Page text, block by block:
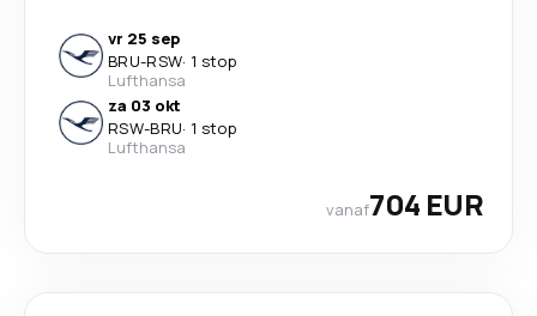
vr 25 sep
BRU-RSW· 1 stop
Lufthansa
za 03 okt
RSW-BRU· 1 stop
Lufthansa
vanaf704 EUR